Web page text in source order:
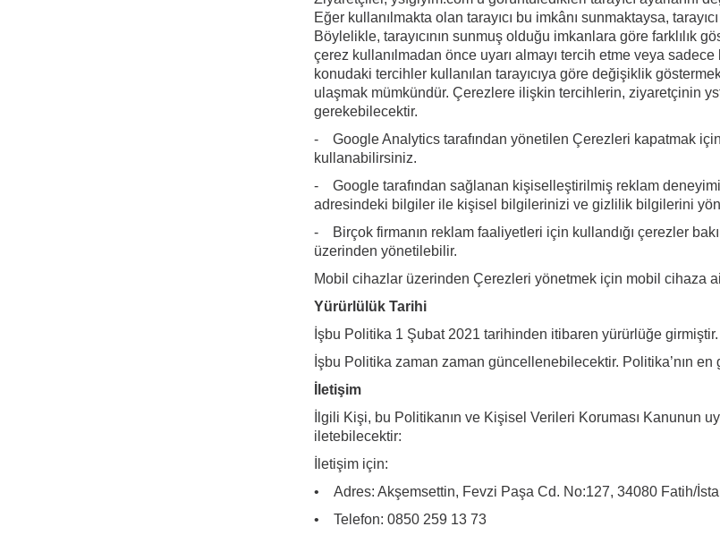
Eğer kullanılmakta olan tarayıcı bu imkânı sunmaktaysa,
Böylelikle, tarayıcının sunmuş olduğu imkanlara göre farklılık
çerez kullanılmadan önce uyarı almayı tercih etme veya
konudaki tercihler kullanılan tarayıcıya göre değişiklik
ulaşmak mümkündür. Çerezlere ilişkin tercihlerin, ziyaretçinin
gerekebilecektir.
- Google Analytics tarafından yönetilen Çerezleri kapatmak
kullanabilirsiniz.
- Google tarafından sağlanan kişiselleştirilmiş reklam
adresindeki bilgiler ile kişisel bilgilerinizi ve gizlilik bilgilerini
- Birçok firmanın reklam faaliyetleri için kullandığı çerezler
üzerinden yönetilebilir.
Mobil cihazlar üzerinden Çerezleri yönetmek için mobil cihaza
Yürürlülük Tarihi
İşbu Politika 1 Şubat 2021 tarihinden itibaren yürürlüğe girmiştir.
İşbu Politika zaman zaman güncellenebilecektir. Politika’nın
İletişim
İlgili Kişi, bu Politikanın ve Kişisel Verileri Koruması Kanunun
iletebilecektir:
İletişim için:
• Adres: Akşemsettin, Fevzi Paşa Cd. No:127, 34080 Fatih/
• Telefon: 0850 259 13 73